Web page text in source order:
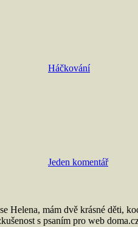
Háčkování
Jeden komentář
Helena, mám dvě krásné děti,
s psaním pro web